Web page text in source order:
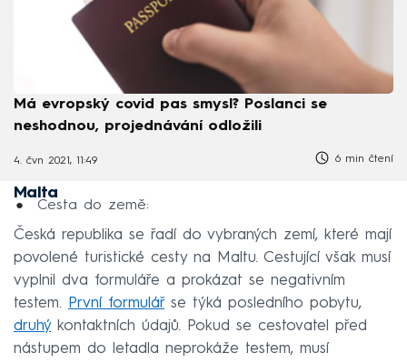
Má evropský covid pas smysl? Poslanci se
neshodnou, projednávání odložili
4. čvn 2021, 11:49 6 min čtení
Malta
Cesta do země:
Česká republika se řadí do vybraných zemí, které mají
povolené turistické cesty na Maltu. Cestující však musí
vyplnil dva formuláře a prokázat se negativním
testem. První formulářse týká posledního pobytu,
druhýkontaktních údajů. Pokud se cestovatel před
nástupem do letadla neprokáže testem, musí